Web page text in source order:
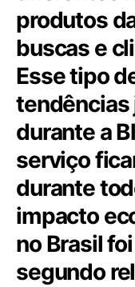
produtos
buscas e
Esse tipo
tendências
durante a
serviço
durante
impacto
no Brasil
segundo